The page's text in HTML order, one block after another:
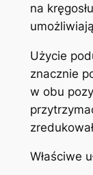
na
Użycie
znacznie
w obu
Właściwe